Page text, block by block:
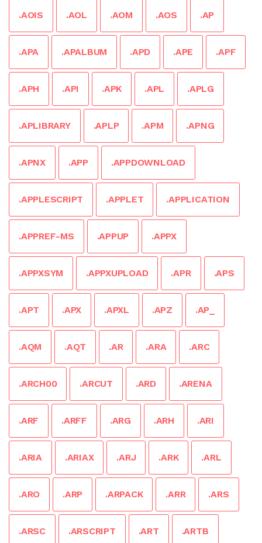
.AOIS .AOL .AOM .AOS .AP
.APA .APALBUM .APD .APE .APF
.APH .API .APK .APL .APLG
.APLIBRARY .APLP .APM .APNG
.APNX .APP .APPDOWNLOAD
.APPLESCRIPT .APPLET .APPLICATION
.APPREF-MS .APPUP .APPX
.APPXSYM .APPXUPLOAD .APR .APS
.APT .APX .APXL .APZ .AP_
.AQM .AQT .AR .ARA .ARC
.ARCH00 .ARCUT .ARD .ARENA
.ARF .ARFF .ARG .ARH .ARI
.ARIA .ARIAX .ARJ .ARK .ARL
.ARO .ARP .ARPACK .ARR .ARS
.ARSC .ARSCRIPT .ART .ARTB